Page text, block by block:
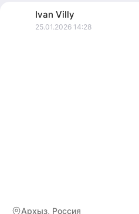
Ivan Villy
25.01.2026 14:28
Архыз, Россия